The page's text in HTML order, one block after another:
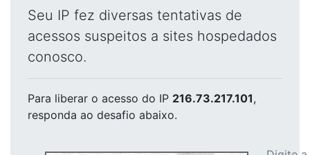
Seu IP fez diversas tentativas de
acessos suspeitos a sites hospedados
conosco.
Para liberar o acesso do IP 216.73.217.101,
responda ao desafio abaixo.